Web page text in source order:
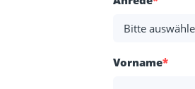
Vorname*